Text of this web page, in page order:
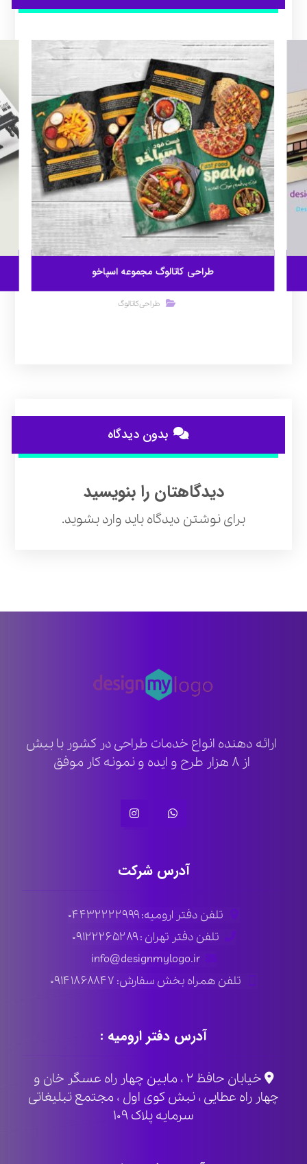
طراحی کاتالوگ مجموعه اسپاخو
طراحی کاتالوگ
بدون دیدگاه
دیدگاهتان را بنویسید
برای نوشتن دیدگاه باید وارد بشوید.
ارائه دهنده انواع خدمات طراحی در کشور با بیش
از ۸ هزار طرح و ایده و نمونه کار موفق
آدرس شرکت
تلفن دفتر ارومیه: ۰۴۴۳۲۲۲۲۹۹۹
تلفن دفتر تهران : ۰۹۱۲۲۲۶۵۲۸۹
info@designmylogo.ir
تلفن همراه بخش سفارش: ۰۹۱۴۱۸۶۸۸۴۷
آدرس دفتر ارومیه :
خیابان حافظ ۲ ، مابین چهار راه عسگر خان و
چهار راه عطایی ، نبش کوی اول ، مجتمع تبلیغاتی
سرمایه پلاک ۱۰۹